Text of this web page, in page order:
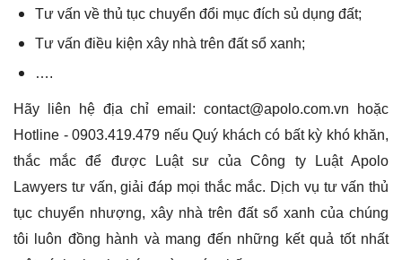
Tư vấn về thủ tục chuyển đổi mục đích sủ dụng đất;
Tư vấn điều kiện xây nhà trên đất sổ xanh;
….
Hãy liên hệ địa chỉ email: contact@apolo.com.vn hoặc
Hotline - 0903.419.479 nếu Quý khách có bất kỳ khó khăn,
thắc mắc để được Luật sư của Công ty Luật Apolo
Lawyers tư vấn, giải đáp mọi thắc mắc. Dịch vụ tư vấn thủ
tục chuyển nhượng, xây nhà trên đất sổ xanh của chúng
tôi luôn đồng hành và mang đến những kết quả tốt nhất